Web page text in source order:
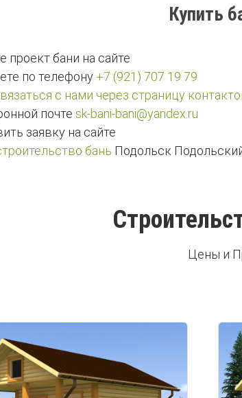
Купить
проект бани на сайте
по телефону +7 (921) 707 19 79
с нами через страницу
почте sk-bani-bani@yandex.ru
заявку на сайте
бань Подольск
Цены и